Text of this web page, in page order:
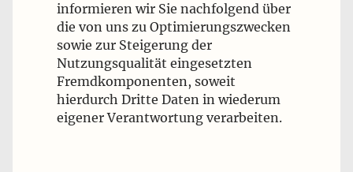
informieren wir Sie nachfolgend über
die von uns zu Optimierungszwecken
sowie zur Steigerung der
Nutzungsqualität eingesetzten
Fremdkomponenten, soweit
hierdurch Dritte Daten in wiederum
eigener Verantwortung verarbeiten.